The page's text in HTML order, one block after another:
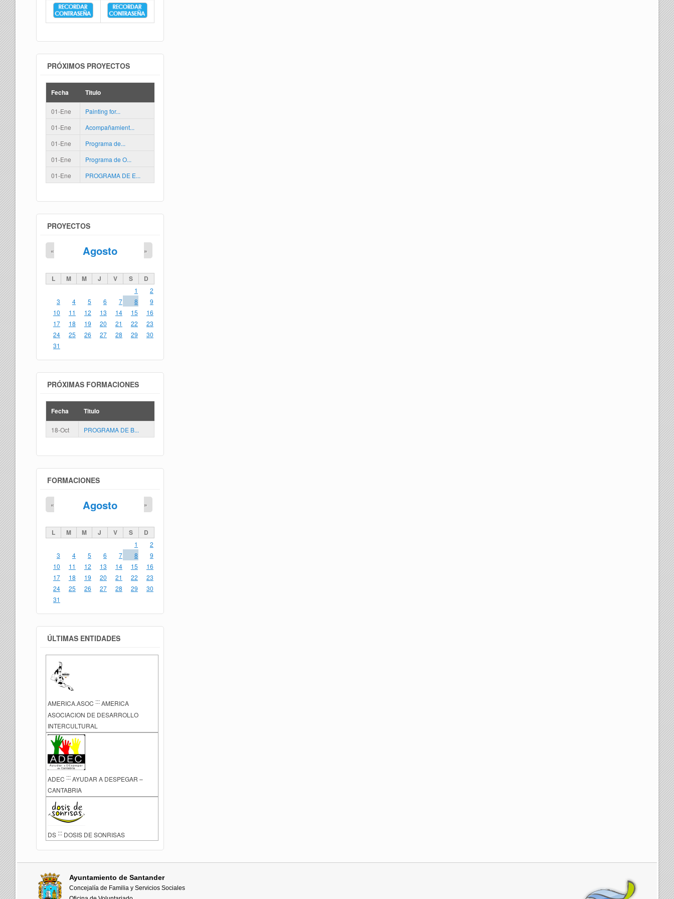
PRÓXIMOS PROYECTOS
Fecha Titulo
01-Ene
Painting for...
01-Ene
Acompañamient...
01-Ene
Programa de...
01-Ene
Programa de O...
01-Ene
PROGRAMA DE E...
PROYECTOS
Agosto
« »
L M M J V S D
1
2
3
4 5 6 7 8
9
10
11 12 13 14 15
16
17
18 19 20 21 22
23
24
25 26 27 28 29
30
31
PRÓXIMAS FORMACIONES
Fecha Titulo
18-Oct PROGRAMA DE B...
FORMACIONES
Agosto
« »
L M M J V S D
1
2
3
4 5 6 7 8
9
10
11 12 13 14 15
16
17
18 19 20 21 22
23
24
25 26 27 28 29
30
31
ÚLTIMAS ENTIDADES
AMERICA.ASOC :::AMERICA
ASOCIACION DE DESARROLLO
INTERCULTURAL
ADEC ::: AYUDAR A DESPEGAR –
CANTABRIA
DS ::: DOSIS DE SONRISAS
Ayuntamiento de Santander
Concejalía de Familia y Servicios Sociales